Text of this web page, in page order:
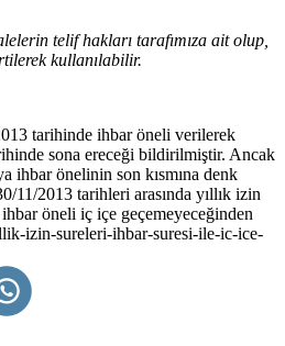
telif hakları tarafımıza ait olup,
kullanılabilir.
tarihinde ihbar öneli verilerek
sona ereceği bildirilmiştir. Ancak
ihbar önelinin son kısmına denk
11/2013 tarihleri arasında yıllık izin
ihbar öneli iç içe geçemeyeceğinden
izin-sureleri-ihbar-suresi-ile-ic-ice-